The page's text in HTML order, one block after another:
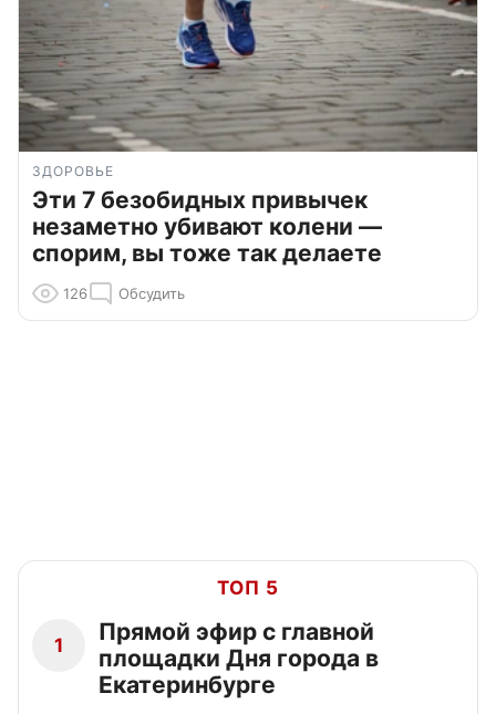
ЗДОРОВЬЕ
Эти 7 безобидных привычек
незаметно убивают колени —
спорим, вы тоже так делаете
126 Обсудить
ТОП 5
1
Прямой эфир с главной
площадки Дня города в
Екатеринбурге